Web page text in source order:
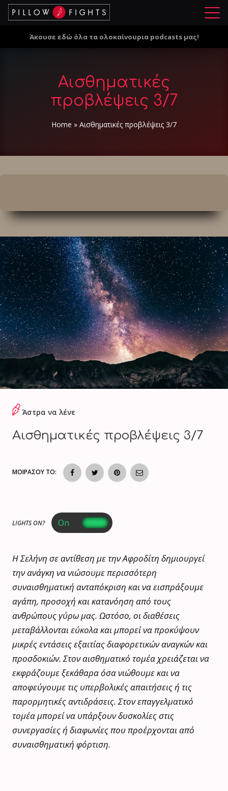
Μ
ο
Άκουσε εδώ όλα τα ολοκαίνουρια podcasts μας!
Αισθηματικές
προβλέψεις 3/7
Home » Αισθηματικές προβλέψεις 3/7
Άστρα να λένε
Αισθηματικές προβλέψεις 3/7
ΜΟΙΡΑΣΟΥ ΤΟ:
LIGHTS ON?
Η Σελήνη σε αντίθεση με την Αφροδίτη δημιουργεί
την ανάγκη να νιώσουμε περισσότερη
συναισθηματική ανταπόκριση και να εισπράξουμε
αγάπη, προσοχή και κατανόηση από τους
ανθρώπους γύρω μας. Ωστόσο, οι διαθέσεις
μεταβάλλονται εύκολα και μπορεί να προκύψουν
μικρές εντάσεις εξαιτίας διαφορετικών αναγκών και
προσδοκιών. Στον αισθηματικό τομέα χρειάζεται να
εκφράζουμε ξεκάθαρα όσα νιώθουμε και να
αποφεύγουμε τις υπερβολικές απαιτήσεις ή τις
παρορμητικές αντιδράσεις. Στον επαγγελματικό
τομέα μπορεί να υπάρξουν δυσκολίες στις
συνεργασίες ή διαφωνίες που προέρχονται από
συναισθηματική φόρτιση.